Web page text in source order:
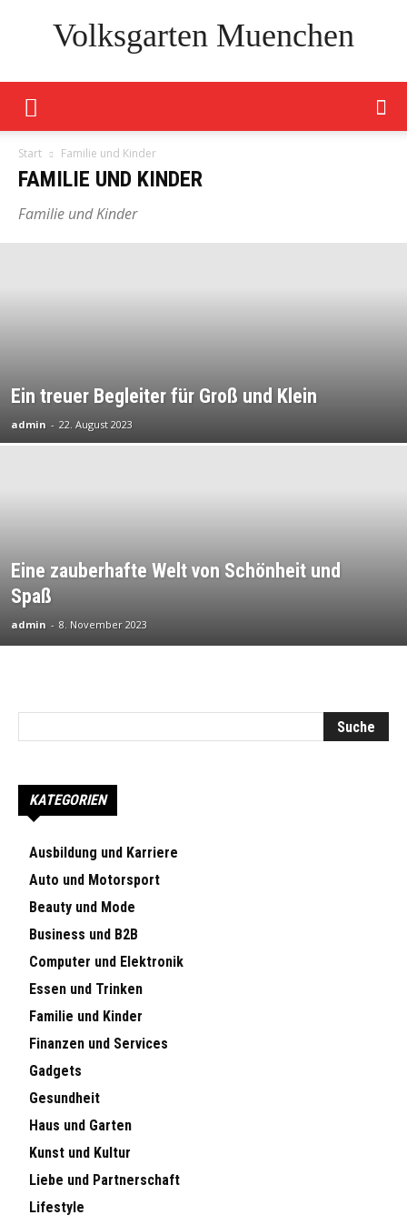
Volksgarten Muenchen
Start Familie und Kinder
FAMILIE UND KINDER
Familie und Kinder
Ein treuer Begleiter für Groß und Klein
admin - 22. August 2023
Eine zauberhafte Welt von Schönheit und
Spaß
admin - 8. November 2023
KATEGORIEN
Ausbildung und Karriere
Auto und Motorsport
Beauty und Mode
Business und B2B
Computer und Elektronik
Essen und Trinken
Familie und Kinder
Finanzen und Services
Gadgets
Gesundheit
Haus und Garten
Kunst und Kultur
Liebe und Partnerschaft
Lifestyle